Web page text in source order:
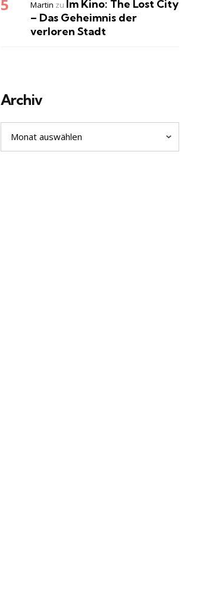
Martin zu Im Kino: The Lost City
– Das Geheimnis der
verloren Stadt
Archiv